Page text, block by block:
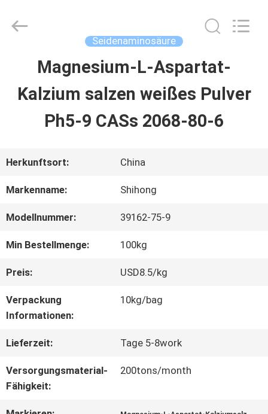
HAUS
PRODUKTE
VIDEOS
FABRIK-
AUSFLUG
QUALITÄTSKONTROLLE
TRETEN
Shihong
Seidenaminosäure
Magnesium-L-Aspartat-
Kalzium salzen weißes Pulver
Ph5-9 CASs 2068-80-6
Herkunftsort: China
Markenname: Shihong
Modellnummer: 39162-75-9
Min Bestellmenge: 100kg
Preis: USD8.5/kg
Verpackung
Informationen:
10kg/bag
Lieferzeit: Tage 5-8work
Versorgungsmaterial-
Fähigkeit:
200tons/month